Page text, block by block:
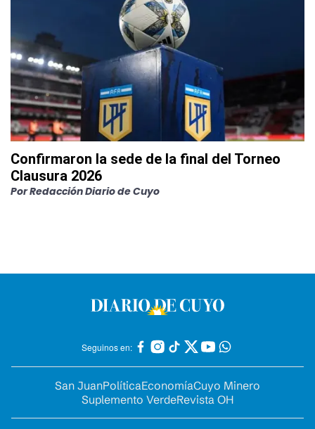
Confirmaron la sede de la final del Torneo
Clausura 2026
PorRedacción Diario de Cuyo
Seguinos en:
San JuanPolíticaEconomíaCuyo Minero
Suplemento VerdeRevista OH